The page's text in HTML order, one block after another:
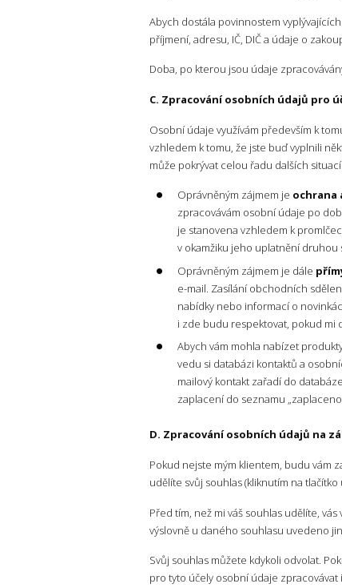
Abych dostála povinnostem
příjmení, adresu, IČ, DIČ a údaje o
Doba, po kterou jsou údaje
C. Zpracování osobních údajů pro
Osobní údaje využívám především k
vzhledem k tomu, že jste buď vyplnili
může pokrývat celou řadu dalších
Oprávněným zájmem je ochrana
zpracovávám osobní údaje po
je stanovena vzhledem k
v okamžiku jeho uplatnění druhou
Oprávněným zájmem je dále
e-mail. Zasílání obchodních
nabídky nebo informací o
i zde budu respektovat, pokud mi
Abych vám mohla nabízet
vedu si databázi kontaktů a
mailový kontakt zařadí do
zaplacení do seznamu
D. Zpracování osobních údajů na
Pokud nejste mým klientem, budu vám
udělíte svůj souhlas (kliknutím na
Před tím, než mi váš souhlas udělíte,
výslovně u daného souhlasu uvedeno
Svůj souhlas můžete kdykoli odvolat.
pro tyto účely osobní údaje